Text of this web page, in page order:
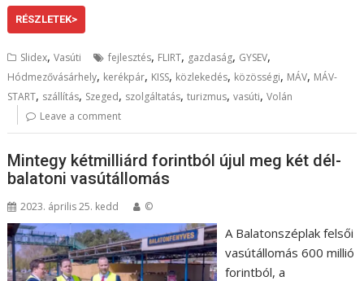
RÉSZLETEK>
Slidex,Vasúti fejlesztés, FLIRT, gazdaság, GYSEV,
Hódmezővásárhely, kerékpár, KISS, közlekedés, közösségi, MÁV, MÁV-
START, szállítás, Szeged, szolgáltatás,turizmus,vasúti,Volán
Leave a comment
Mintegy kétmilliárd forintból újul meg két dél-
balatoni vasútállomás
2023. április 25. kedd ©
A Balatonszéplak felsői
vasútállomás 600 millió
forintból, a